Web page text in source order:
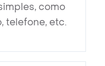
como
telefone, etc.